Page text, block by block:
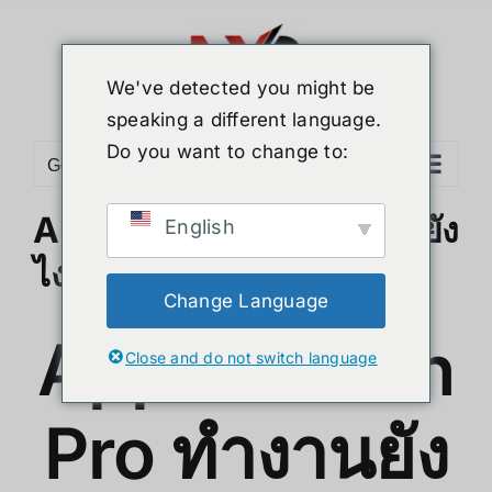
Go to...
Apple Vision Pro ทำงานยัง
ไง ?
Apple Vision
Pro ทำงานยัง
We've detected you might be
speaking a different language.
Do you want to change to:
English
Change Language
Close and do not switch language